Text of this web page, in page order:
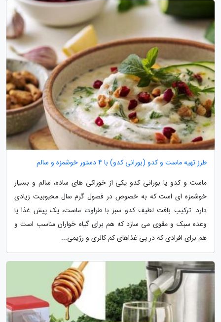
طرز تهیه ماست و کدو (بورانی کدو) با 4 دستور خوشمزه و سالم
ماست و کدو یا بورانی کدو یکی از خوراکی های ساده، سالم و بسیار
خوشمزه ای است که به خصوص در فصول گرم سال محبوبیت زیادی
دارد. ترکیب بافت لطیف کدو سبز با طراوت ماست، یک پیش غذا یا
وعده سبک و مقوی می سازد که هم برای گیاه خواران مناسب است و
هم برای افرادی که در پی غذاهای کم کالری و رژیمی...